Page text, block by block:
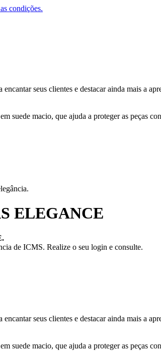
condições.
seus clientes e destacar ainda mais a
suede macio, que ajuda a proteger as peças
ELEGANCE
de ICMS. Realize o seu login e consulte.
seus clientes e destacar ainda mais a
suede macio, que ajuda a proteger as peças